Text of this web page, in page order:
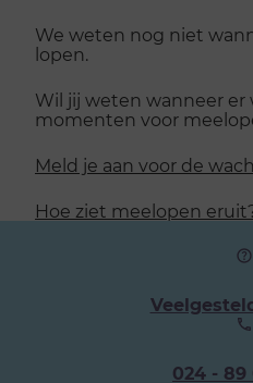
We weten nog niet
lopen.
Wil jij weten wanneer er
momenten voor
Meld je aan voor de
Hoe ziet meelopen
Ons
024 - 89